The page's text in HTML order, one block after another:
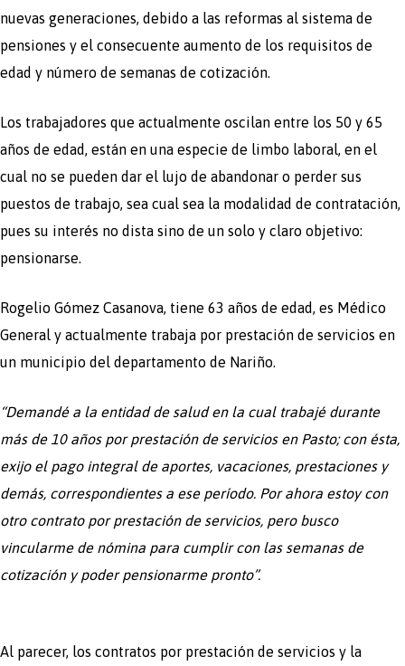
nuevas generaciones, debido a las reformas al sistema de
pensiones y el consecuente aumento de los requisitos de
edad y número de semanas de cotización.
Los trabajadores que actualmente oscilan entre los 50 y 65
años de edad, están en una especie de limbo laboral, en el
cual no se pueden dar el lujo de abandonar o perder sus
puestos de trabajo, sea cual sea la modalidad de contratación,
pues su interés no dista sino de un solo y claro objetivo:
pensionarse.
Rogelio Gómez Casanova, tiene 63 años de edad, es Médico
General y actualmente trabaja por prestación de servicios en
un municipio del departamento de Nariño.
“Demandé a la entidad de salud en la cual trabajé durante
más de 10 años por prestación de servicios en Pasto; con ésta,
exijo el pago integral de aportes, vacaciones, prestaciones y
demás, correspondientes a ese período. Por ahora estoy con
otro contrato por prestación de servicios, pero busco
vincularme de nómina para cumplir con las semanas de
cotización y poder pensionarme pronto”.
Al parecer, los contratos por prestación de servicios y la